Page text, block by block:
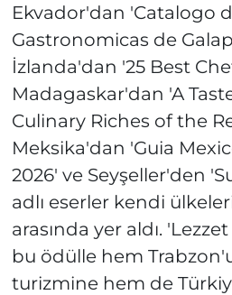
Ekvador'dan 'Catalogo
Gastronomicas de
İzlanda'dan '25 Best
Madagaskar'dan 'A
Culinary Riches of the
Meksika'dan 'Guia
2026' ve Seyşeller'den
adlı eserler kendi
arasında yer aldı.
bu ödülle hem
turizmine hem de